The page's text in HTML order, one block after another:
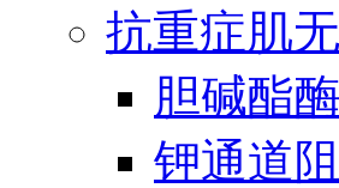
抗重症肌
胆碱酯
钾通道